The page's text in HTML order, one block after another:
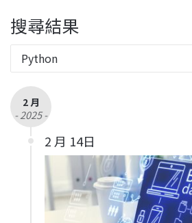
搜尋結果
2 月
- 2025 -
2 月 14日